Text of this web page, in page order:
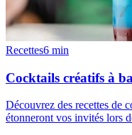
Recettes6 min
Cocktails créatifs à
Découvrez des recettes de
étonneront vos invités lors